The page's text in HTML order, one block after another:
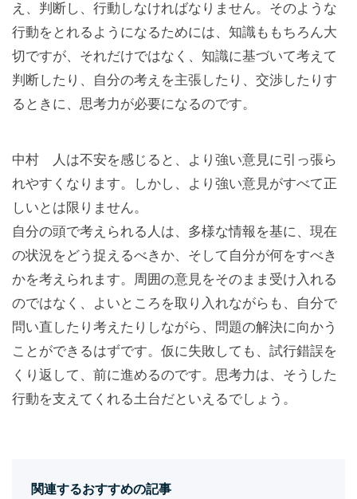
え、判断し、行動しなければなりません。そのような
行動をとれるようになるためには、知識ももちろん大
切ですが、それだけではなく、知識に基づいて考えて
判断したり、自分の考えを主張したり、交渉したりす
るときに、思考力が必要になるのです。
中村 人は不安を感じると、より強い意見に引っ張ら
れやすくなります。しかし、より強い意見がすべて正
しいとは限りません。
自分の頭で考えられる人は、多様な情報を基に、現在
の状況をどう捉えるべきか、そして自分が何をすべき
かを考えられます。周囲の意見をそのまま受け入れる
のではなく、よいところを取り入れながらも、自分で
問い直したり考えたりしながら、問題の解決に向かう
ことができるはずです。仮に失敗しても、試行錯誤を
くり返して、前に進めるのです。思考力は、そうした
行動を支えてくれる土台だといえるでしょう。
関連するおすすめの記事